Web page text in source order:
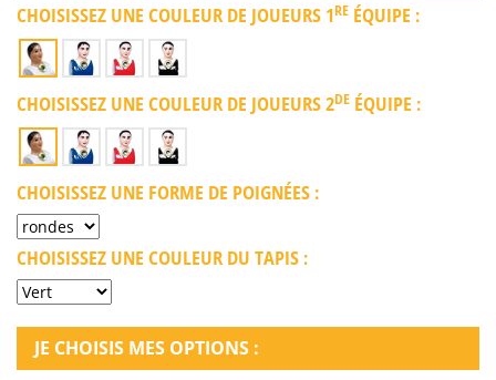
CHOISISSEZ UNE COULEUR DE JOUEURS 1RE ÉQUIPE :
CHOISISSEZ UNE COULEUR DE JOUEURS 2DE ÉQUIPE :
CHOISISSEZ UNE FORME DE POIGNÉES :
CHOISISSEZ UNE COULEUR DU TAPIS :
JE CHOISIS MES OPTIONS :